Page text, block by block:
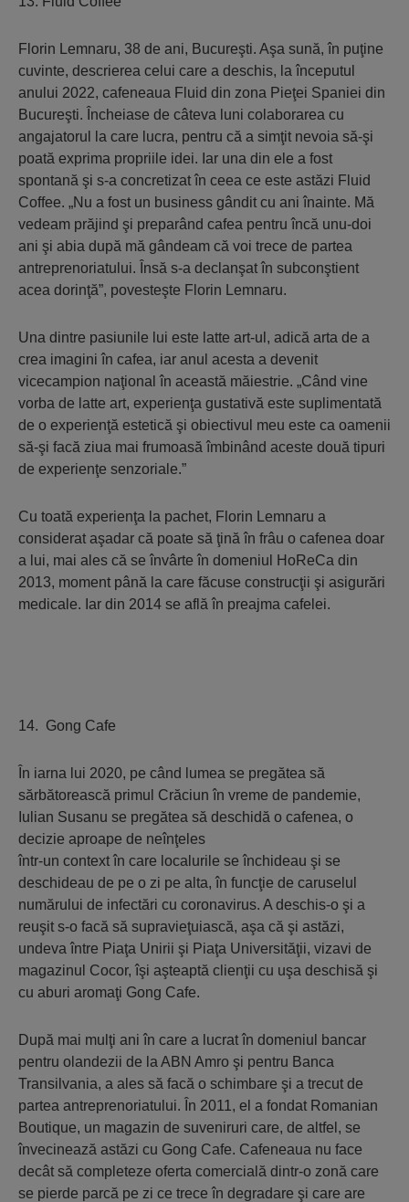
Florin Lemnaru, 38 de ani, Bucureşti. Aşa sună, în puţine
cuvinte, descrierea celui care a deschis, la începutul
anului 2022, cafeneaua Fluid din zona Pieţei Spaniei din
Bucureşti. Încheiase de câteva luni colaborarea cu
angajatorul la care lucra, pentru că a simţit nevoia să-şi
poată exprima propriile idei. Iar una din ele a fost
spontană şi s-a concretizat în ceea ce este astăzi Fluid
Coffee. „Nu a fost un business gândit cu ani înainte. Mă
vedeam prăjind şi preparând cafea pentru încă unu-doi
ani şi abia după mă gândeam că voi trece de partea
antreprenoriatului. Însă s-a declanşat în subconştient
acea dorinţă”, povesteşte Florin Lemnaru.
Una dintre pasiunile lui este latte art-ul, adică arta de a
crea imagini în cafea, iar anul acesta a devenit
vicecampion naţional în această măiestrie. „Când vine
vorba de latte art, experienţa gustativă este suplimentată
de o experienţă estetică şi obiectivul meu este ca oamenii
să-şi facă ziua mai frumoasă îmbinând aceste două tipuri
de experienţe senzoriale.”
Cu toată experienţa la pachet, Florin Lemnaru a
considerat aşadar că poate să ţină în frâu o cafenea doar
a lui, mai ales că se învârte în domeniul HoReCa din
2013, moment până la care făcuse construcţii şi asigurări
medicale. Iar din 2014 se află în preajma cafelei.
14. Gong Cafe
În iarna lui 2020, pe când lumea se pregătea să
sărbătorească primul Crăciun în vreme de pandemie,
Iulian Susanu se pregătea să deschidă o cafenea, o
decizie aproape de neînţeles
într-un context în care localurile se închideau şi se
deschideau de pe o zi pe alta, în funcţie de caruselul
numărului de infectări cu coronavirus. A deschis-o şi a
reuşit s-o facă să supravieţuiască, aşa că şi astăzi,
undeva între Piaţa Unirii şi Piaţa Universităţii, vizavi de
magazinul Cocor, îşi aşteaptă clienţii cu uşa deschisă şi
cu aburi aromaţi Gong Cafe.
După mai mulţi ani în care a lucrat în domeniul bancar
pentru olandezii de la ABN Amro şi pentru Banca
Transilvania, a ales să facă o schimbare şi a trecut de
partea antreprenoriatului. În 2011, el a fondat Romanian
Boutique, un magazin de suveniruri care, de altfel, se
învecinează astăzi cu Gong Cafe. Cafeneaua nu face
decât să completeze oferta comercială dintr-o zonă care
se pierde parcă pe zi ce trece în degradare şi care are